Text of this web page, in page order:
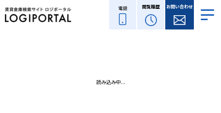
電話 閲覧履歴 お問い合わせ
読み込み中...